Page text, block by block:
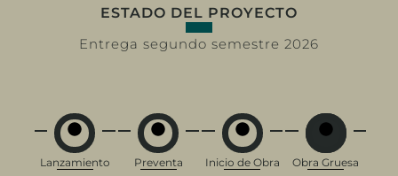
ESTADO DEL PROYECTO
Entrega segundo semestre 2026
Lanzamiento Preventa Inicio de Obra Obra Gruesa